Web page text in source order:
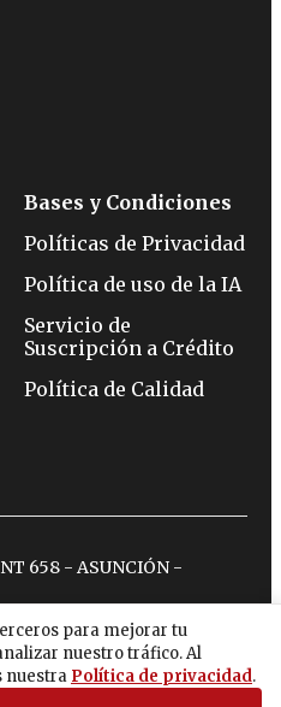
para mejorar tu
nuestro tráfico. Al
nuestra Política de privacidad.
Bases y Condiciones
Políticas de Privacidad
Política de uso de la IA
Servicio de
Suscripción a Crédito
Política de Calidad
658 - ASUNCIÓN -
youtubespotify